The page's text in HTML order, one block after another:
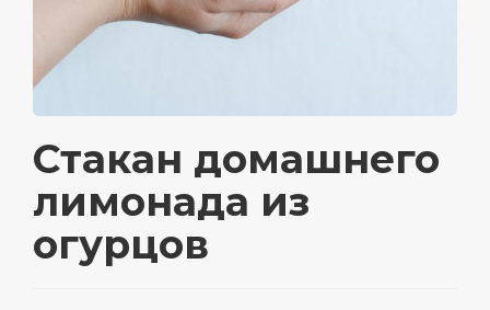
Стакан домашнего
лимонада из
огурцов